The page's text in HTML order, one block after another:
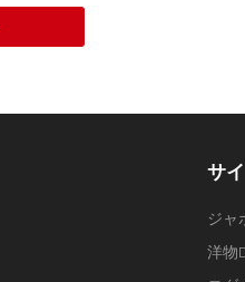
サ
ジャ
洋物